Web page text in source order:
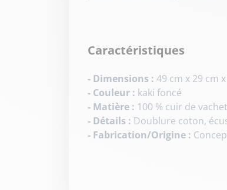
Caractéristiques
- Dimensions : 49 cm x 29 cm
- Couleur : kaki foncé
- Matière : 100 % cuir de
- Détails : Doublure coton,
- Fabrication/Origine :